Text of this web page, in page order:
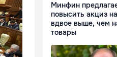
Минфин
повысить акциз
вдвое выше, чем
товары